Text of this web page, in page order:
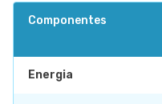
Componentes
Energia